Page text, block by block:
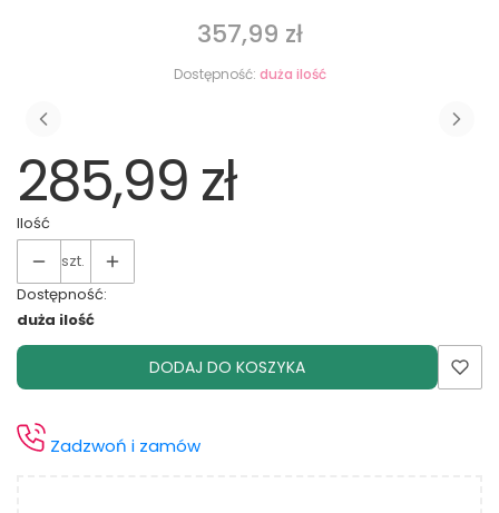
Cena
357,99 zł
Dostępność: duża ilość
285,99 zł
Ilość
szt.
Dostępność:
duża ilość
DODAJ DO KOSZYKA
Zadzwoń i zamów